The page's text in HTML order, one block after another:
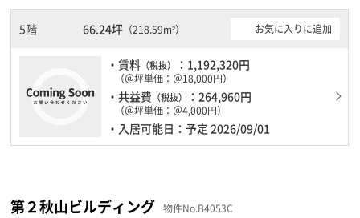
震対策を検討されている方にオススメです。
5階 66.24坪 （218.59m²） お気に入りに追加
・賃料 （税抜） ：1,192,320円
（＠坪単価：＠18,000円）
・共益費 （税抜） ：264,960円
（＠坪単価：＠4,000円）
・入居可能日：予定 2026/09/01
第２秋山ビルディング 物件No.B4053C